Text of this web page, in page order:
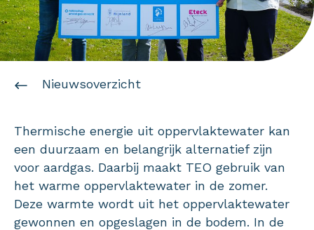
Nieuwsoverzicht
Thermische energie uit oppervlaktewater kan
een duurzaam en belangrijk alternatief zijn
voor aardgas. Daarbij maakt TEO gebruik van
het warme oppervlaktewater in de zomer.
Deze warmte wordt uit het oppervlaktewater
gewonnen en opgeslagen in de bodem. In de